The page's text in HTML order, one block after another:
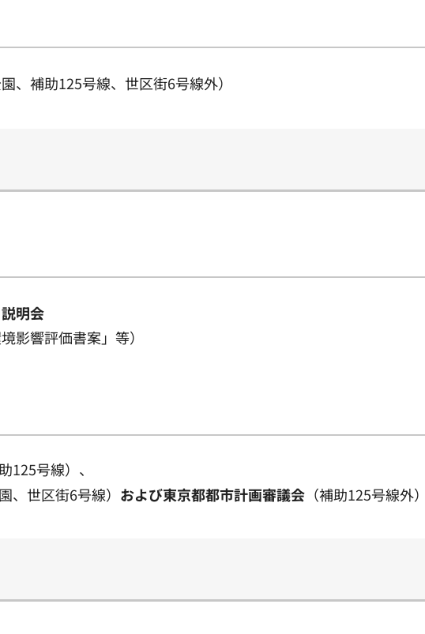
園、補助125号線、世区街6号線外）
明会
影響評価書案」等）
125号線）、
、世区街6号線） および東京都都市計画審議会 （補助125号線外）